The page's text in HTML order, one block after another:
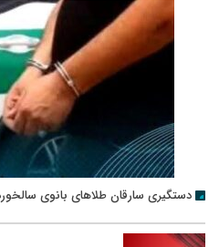
دستگیری سارقان طلاهای بانوی